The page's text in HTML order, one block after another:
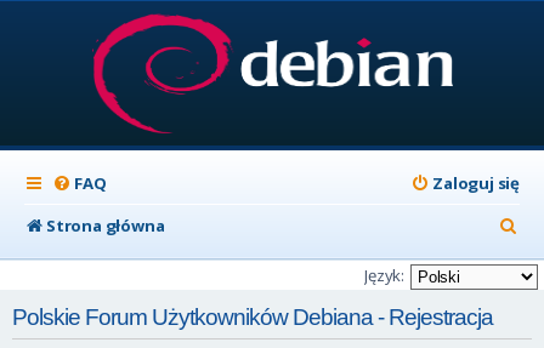
FAQ
Zaloguj się
Strona główna
z
u
Język:
Polskie Forum Użytkowników Debiana - Rejestracja